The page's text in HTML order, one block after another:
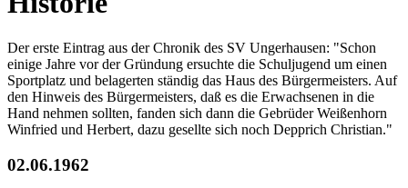
Der erste Eintrag aus der Chronik des SV Ungerhausen: "Schon
einige Jahre vor der Gründung ersuchte die Schuljugend um einen
Sportplatz und belagerten ständig das Haus des Bürgermeisters. Auf
den Hinweis des Bürgermeisters, daß es die Erwachsenen in die
Hand nehmen sollten, fanden sich dann die Gebrüder Weißenhorn
Winfried und Herbert, dazu gesellte sich noch Depprich Christian."
02.06.1962